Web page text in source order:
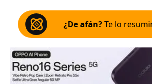
¿De afán?Te lo